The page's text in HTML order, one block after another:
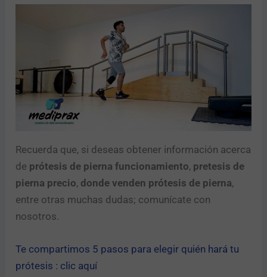
Recuerda que, si deseas obtener información acerca
de prótesis de pierna funcionamiento, pretesis de
pierna precio, donde venden prótesis de pierna,
entre otras muchas dudas; comunícate con
nosotros.
Te compartimos 5 pasos para elegir quién hará tu
prótesis : clic aquí